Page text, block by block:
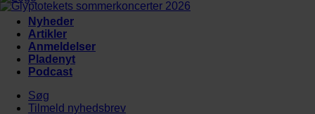
Nyheder
Artikler
Anmeldelser
Pladenyt
Podcast
Søg
Tilmeld nyhedsbrev